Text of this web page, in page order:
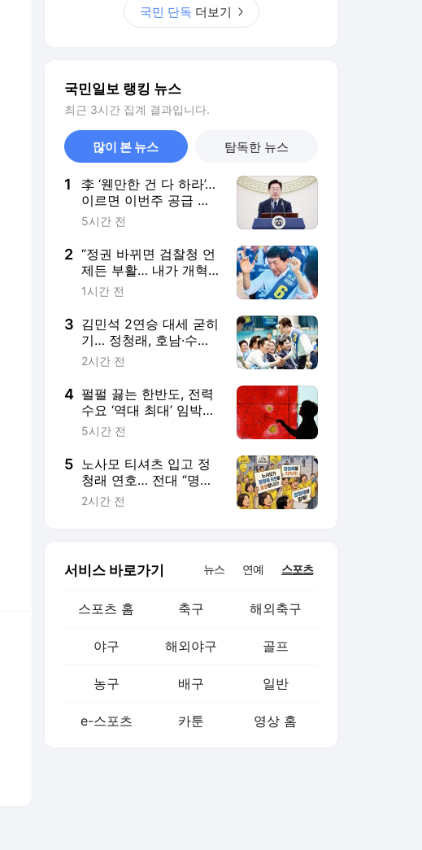
국민 단독 더보기
국민일보 랭킹 뉴스
최근 3시간 집계 결과입니다.
많이 본 뉴스 탐독한 뉴스
1
李 ‘웬만한 건 다 하라’…
이르면 이번주 공급 대
책 발표
5시간 전
2 “정권 바뀌면 검찰청 언
제든 부활… 내가 개혁
완수 적임자”
1시간 전
3 김민석 2연승 대세 굳히
기… 정청래, 호남·수도
권 배수진
2시간 전
4 펄펄 끓는 한반도, 전력
수요 ‘역대 최대’ 임박…
태양광 ‘덕 커브’도 확대
5시간 전
5 노사모 티셔츠 입고 정
청래 연호… 전대 “명의
도용” 논쟁 격화
2시간 전
서비스 바로가기 뉴스 연예 스포츠
스포츠 홈 축구 해외축구
야구 해외야구 골프
농구 배구 일반
e-스포츠 카툰 영상 홈